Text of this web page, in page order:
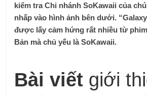
kiểm tra Chi nhánh SoKawaii của
nhấp vào hình ảnh bên dưới.
được lấy cảm hứng rất nhiều từ
Bản mà chủ yếu là SoKawaii.
Bài viết giới